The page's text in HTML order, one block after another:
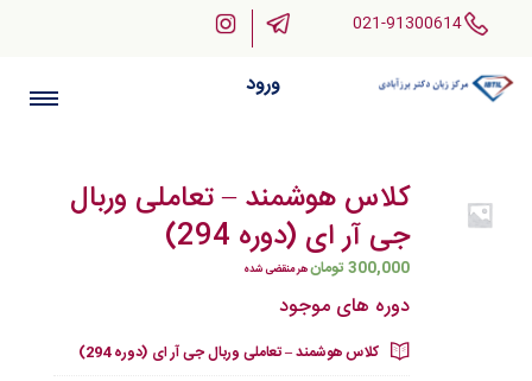
021-91300614
ورود
کلاس هوشمند – تعاملی وربال
جی آر ای (دوره 294)
300,000تومانهر منقضی شده
دوره های موجود
کلاس هوشمند – تعاملی وربال جی آر ای (دوره 294)